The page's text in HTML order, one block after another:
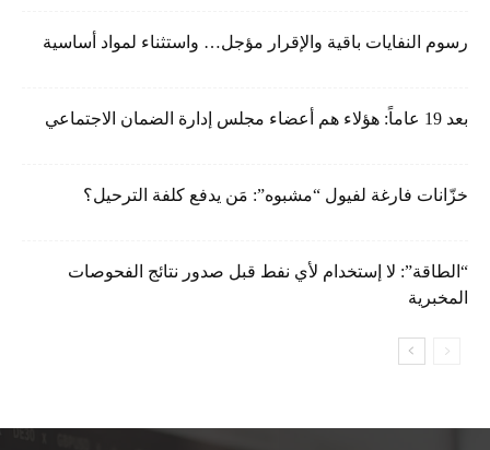
رسوم النفايات باقية والإقرار مؤجل… واستثناء لمواد أساسية
بعد 19 عاماً: هؤلاء هم أعضاء مجلس إدارة الضمان الاجتماعي
خزّانات فارغة لفيول “مشبوه”: مَن يدفع كلفة الترحيل؟
“الطاقة”: لا إستخدام لأي نفط قبل صدور نتائج الفحوصات
المخبرية